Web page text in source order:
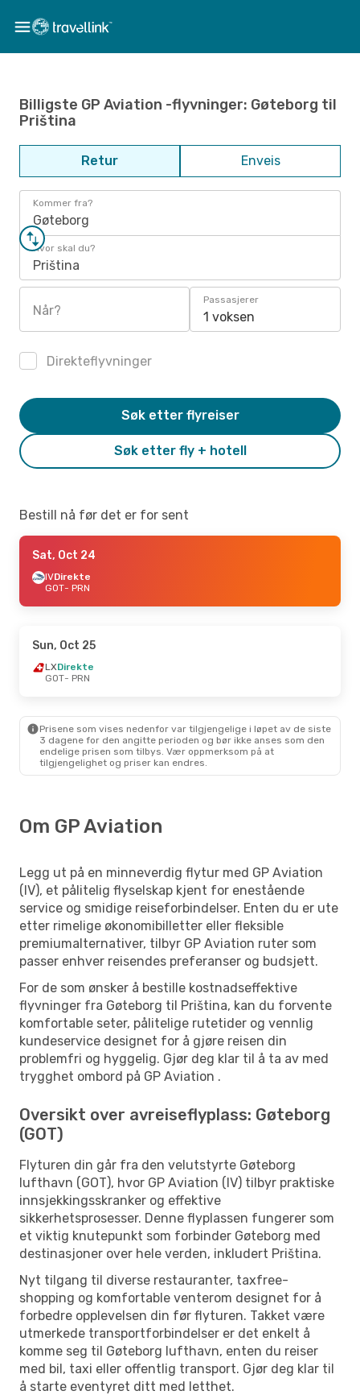
Billigste GP Aviation -flyvninger: Gøteborg til
Priština
Retur Enveis
Kommer fra?
Gøteborg
Hvor skal du?
Priština
Når?
Passasjerer
1 voksen
Direkteflyvninger
Søk etter fly + hotell
Søk etter flyreiser
Bestill nå før det er for sent
Sat, Oct 24
IVDirekte
GOT- PRN
Sun, Oct 25
LXDirekte
GOT- PRN
Prisene som vises nedenfor var tilgjengelige i løpet av de siste
3 dagene for den angitte perioden og bør ikke anses som den
endelige prisen som tilbys. Vær oppmerksom på at
tilgjengelighet og priser kan endres.
Om GP Aviation
Legg ut på en minneverdig flytur med GP Aviation
(IV), et pålitelig flyselskap kjent for enestående
service og smidige reiseforbindelser. Enten du er ute
etter rimelige økonomibilletter eller fleksible
premiumalternativer, tilbyr GP Aviation ruter som
passer enhver reisendes preferanser og budsjett.
For de som ønsker å bestille kostnadseffektive
flyvninger fra Gøteborg til Priština, kan du forvente
komfortable seter, pålitelige rutetider og vennlig
kundeservice designet for å gjøre reisen din
problemfri og hyggelig. Gjør deg klar til å ta av med
trygghet ombord på GP Aviation .
Oversikt over avreiseflyplass: Gøteborg
(GOT)
Flyturen din går fra den velutstyrte Gøteborg
lufthavn (GOT), hvor GP Aviation (IV) tilbyr praktiske
innsjekkingsskranker og effektive
sikkerhetsprosesser. Denne flyplassen fungerer som
et viktig knutepunkt som forbinder Gøteborg med
destinasjoner over hele verden, inkludert Priština.
Nyt tilgang til diverse restauranter, taxfree-
shopping og komfortable venterom designet for å
forbedre opplevelsen din før flyturen. Takket være
utmerkede transportforbindelser er det enkelt å
komme seg til Gøteborg lufthavn, enten du reiser
med bil, taxi eller offentlig transport. Gjør deg klar til
å starte eventyret ditt med letthet.